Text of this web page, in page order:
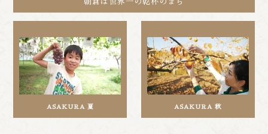
朝倉は世界一の乾杯のまち
ASAKURA 夏 ASAKURA 秋